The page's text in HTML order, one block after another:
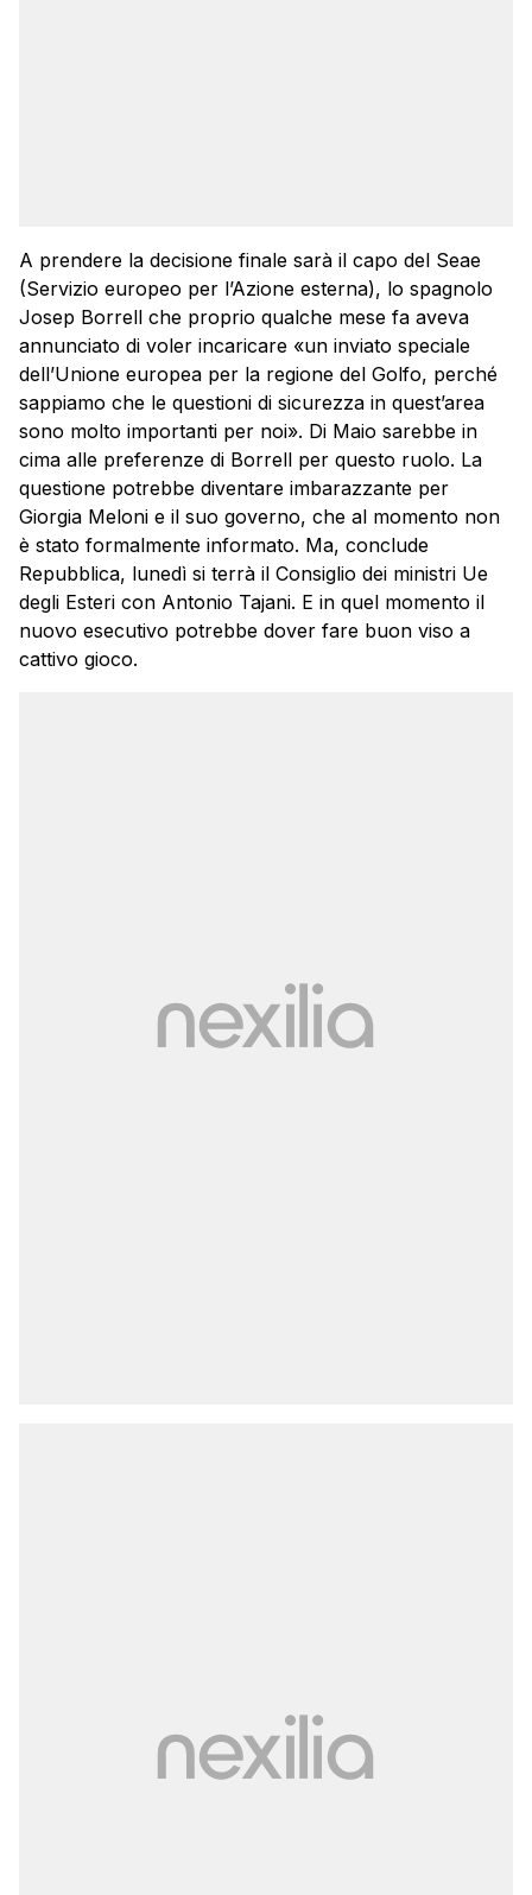
A prendere la decisione finale sarà il capo del Seae
(Servizio europeo per l’Azione esterna), lo spagnolo
Josep Borrell che proprio qualche mese fa aveva
annunciato di voler incaricare «un inviato speciale
dell’Unione europea per la regione del Golfo, perché
sappiamo che le questioni di sicurezza in quest’area
sono molto importanti per noi». Di Maio sarebbe in
cima alle preferenze di Borrell per questo ruolo. La
questione potrebbe diventare imbarazzante per
Giorgia Meloni e il suo governo, che al momento non
è stato formalmente informato. Ma, conclude
Repubblica, lunedì si terrà il Consiglio dei ministri Ue
degli Esteri con Antonio Tajani. E in quel momento il
nuovo esecutivo potrebbe dover fare buon viso a
cattivo gioco.